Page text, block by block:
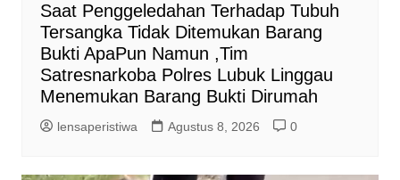
Saat Penggeledahan Terhadap Tubuh
Tersangka Tidak Ditemukan Barang
Bukti ApaPun Namun ,Tim
Satresnarkoba Polres Lubuk Linggau
Menemukan Barang Bukti Dirumah
lensaperistiwa Agustus 8, 2026 0